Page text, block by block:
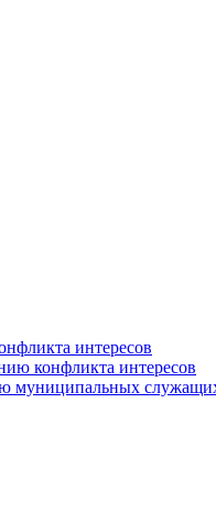
интересов
конфликта интересов
муниципальных